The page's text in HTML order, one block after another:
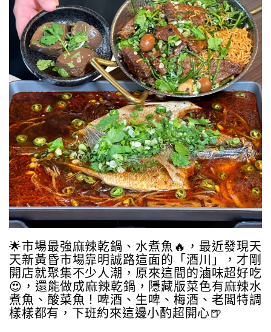
🌟市場最強麻辣乾鍋、水煮魚🔥，最近發現天
天新黃昏市場靠明誠路這面的「酒川」，才剛
開店就聚集不少人潮，原來這間的滷味超好吃
😍，還能做成麻辣乾鍋，隱藏版菜色有麻辣水
煮魚、酸菜魚！啤酒、生啤、梅酒、老闆特調
樣樣都有，下班約來這邊小酌超開心🍺